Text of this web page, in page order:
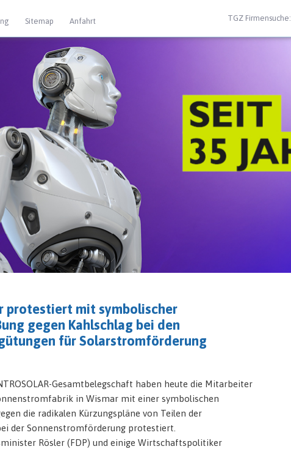
Sitemap Anfahrt TGZ Firmensuche:
protestiert mit symbolischer
gegen Kahlschlag bei den
für Solarstromförderung
Gesamtbelegschaft haben heute die Mitarbeiter
in Wismar mit einer symbolischen
die radikalen Kürzungspläne von Teilen der
der Sonnenstromförderung protestiert.
Rösler (FDP) und einige Wirtschaftspolitiker